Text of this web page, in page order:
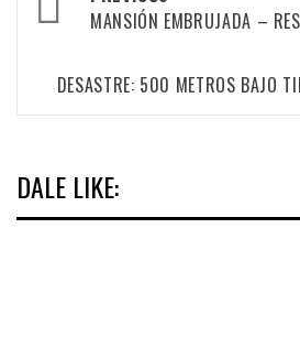
navigation
MANSIÓN EMBRUJADA –
DESASTRE: 500 METROS BAJO
DALE LIKE: